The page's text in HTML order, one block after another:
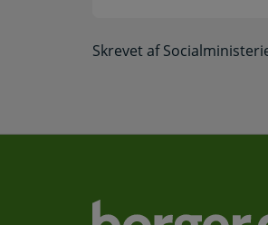
Skrevet af